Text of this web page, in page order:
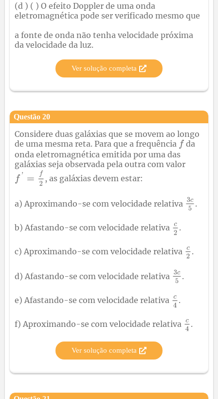
(d ) ( ) O efeito Doppler de uma onda
eletromagnética pode ser verificado mesmo que
a fonte de onda não tenha velocidade próxima
da velocidade da luz.
Ver solução completa
Questão 20
Considere duas galáxias que se movem ao longo
de uma mesma reta. Para que a frequência
da
onda eletromagnética emitida por uma das
galáxias seja observada pela outra com valor
, as galáxias devem estar:
a) Aproximando-se com velocidade relativa .
b) Afastando-se com velocidade relativa .
c) Aproximando-se com velocidade relativa .
d) Afastando-se com velocidade relativa .
e) Afastando-se com velocidade relativa .
f) Aproximando-se com velocidade relativa .
Ver solução completa